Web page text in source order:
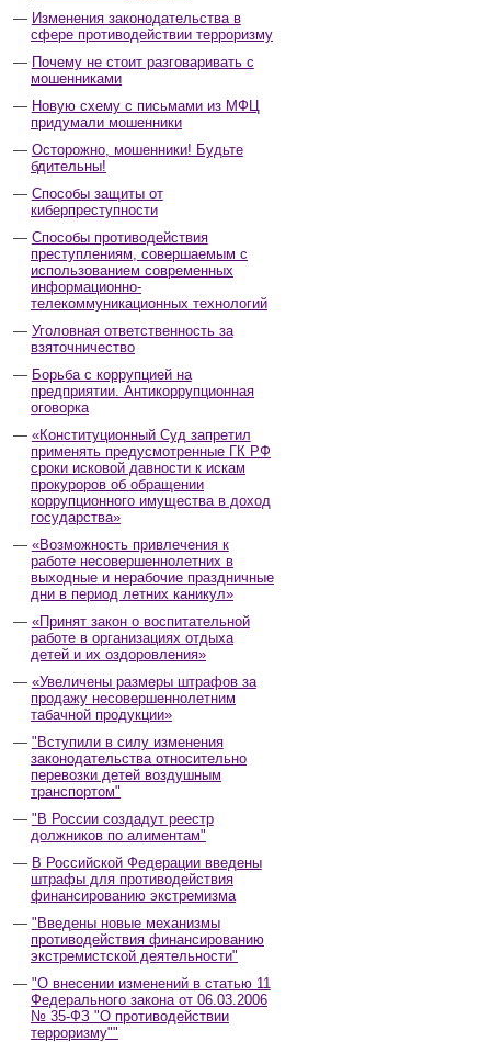
Изменения законодательства в
сфере противодействии терроризму
Почему не стоит разговаривать с
мошенниками
Новую схему с письмами из МФЦ
придумали мошенники
Осторожно, мошенники! Будьте
бдительны!
Способы защиты от
киберпреступности
Способы противодействия
преступлениям, совершаемым с
использованием современных
информационно-
телекоммуникационных технологий
Уголовная ответственность за
взяточничество
Борьба с коррупцией на
предприятии. Антикоррупционная
оговорка
«Конституционный Суд запретил
применять предусмотренные ГК РФ
сроки исковой давности к искам
прокуроров об обращении
коррупционного имущества в доход
государства»
«Возможность привлечения к
работе несовершеннолетних в
выходные и нерабочие праздничные
дни в период летних каникул»
«Принят закон о воспитательной
работе в организациях отдыха
детей и их оздоровления»
«Увеличены размеры штрафов за
продажу несовершеннолетним
табачной продукции»
"Вступили в силу изменения
законодательства относительно
перевозки детей воздушным
транспортом"
"В России создадут реестр
должников по алиментам"
В Российской Федерации введены
штрафы для противодействия
финансированию экстремизма
"Введены новые механизмы
противодействия финансированию
экстремистской деятельности"
"О внесении изменений в статью 11
Федерального закона от 06.03.2006
№ 35-ФЗ "О противодействии
терроризму""